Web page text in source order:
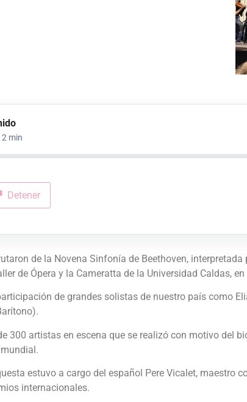
min
Detener
de la Novena Sinfonía de Beethoven,
de Ópera y la Cameratta de la Universidad Caldas,
de grandes solistas de nuestro país como
300 artistas en escena que se realizó con motivo del
estuvo a cargo del español Pere Vicalet,
internacionales.